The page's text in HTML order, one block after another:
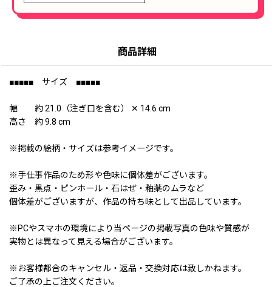
商品詳細
■■■■■ サイズ ■■■■■
幅 約 21.0（注ぎ口を含む） ✕ 14.6 cm
高さ 約 9.8 cm
※掲載の絵柄・サイズは参考イメージです。
※手仕事作品のため形や色味に個体差がございます。
歪み・黒点・ピンホール・石はぜ・釉薬のムラなど
個体差がございますが、作品の持ち味として出品しています。
※PCやスマホの環境により当ページの掲載写真の色味や質感が
実物とは異なって見える場合がございます。
※お客様都合のキャンセル・返品・交換対応は致しかねます。
ご了承の上ご注文ください。